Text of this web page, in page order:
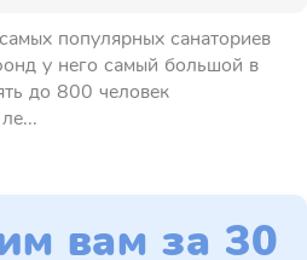
популярных санаториев
у него самый большой в
до 800 человек
вам за 30